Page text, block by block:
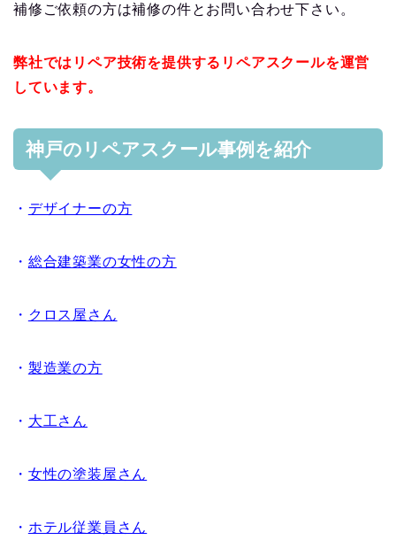
補修ご依頼の方は補修の件とお問い合わせ下さい。
弊社ではリペア技術を提供するリペアスクールを運営
しています。
神戸のリペアスクール事例を紹介
・ デザイナーの方
・ 総合建築業の女性の方
・ クロス屋さん
・ 製造業の方
・ 大工さん
・ 女性の塗装屋さん
・ ホテル従業員さん